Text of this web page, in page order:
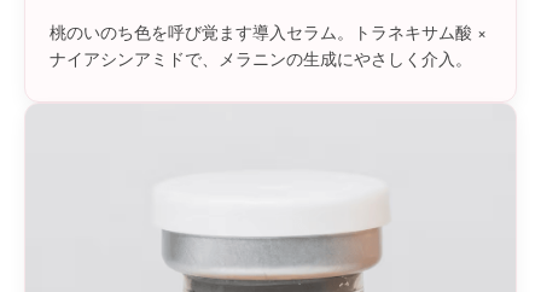
桃のいのち色を呼び覚ます導入セラム。トラネキサム酸 ×
ナイアシンアミドで、メラニンの生成にやさしく介入。